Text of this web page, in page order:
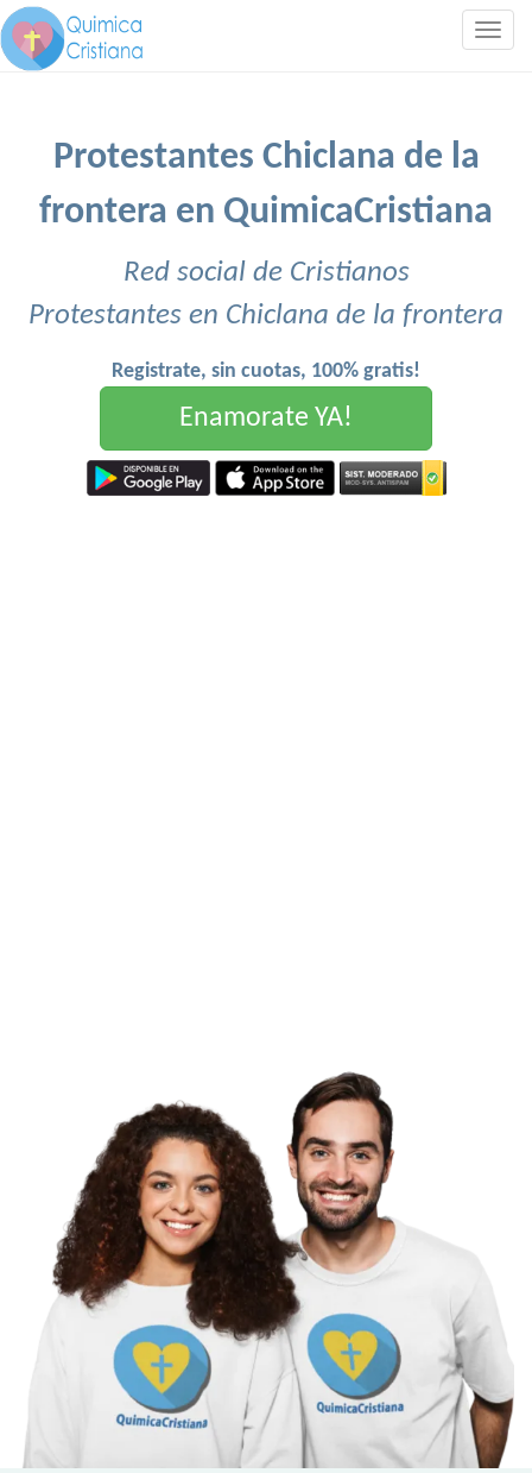
Protestantes Chiclana de la
frontera en QuimicaCristiana
Red social de Cristianos
Protestantes en Chiclana de la frontera
Registrate, sin cuotas, 100% gratis!
Enamorate YA!